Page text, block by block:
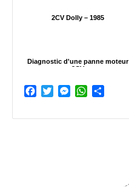
2CV Dolly – 1985
Diagnostic d'une panne moteur
2CV
FacebookTwitterMessengerWhatsApp